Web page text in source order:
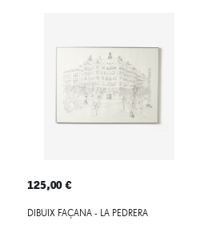
125,00 €
DIBUIX FAÇANA - LA PEDRERA